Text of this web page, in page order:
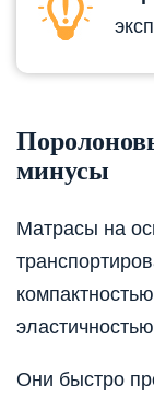
минусы
Матрасы на
Они быстро